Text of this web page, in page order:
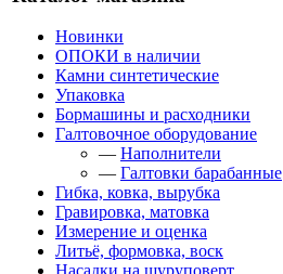
Новинки
ОПОКИ в наличии
Камни синтетические
Упаковка
Бормашины и расходники
Галтовочное оборудование
— Наполнители
— Галтовки барабанные
Гибка, ковка, вырубка
Гравировка, матовка
Измерение и оценка
Литьё, формовка, воск